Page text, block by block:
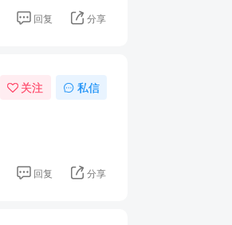
回复 分享
关注 私信
回复 分享